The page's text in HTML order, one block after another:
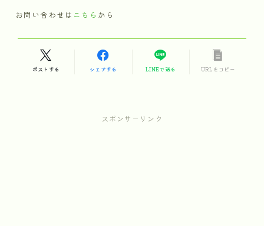
お問い合わせは こちら から
ポストする シェアする LINEで送る URLをコピー
スポンサーリンク